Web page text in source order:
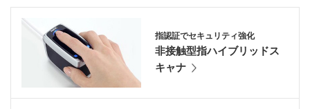
指認証でセキュリティ強化
非接触型指ハイブリッドス
キャナ